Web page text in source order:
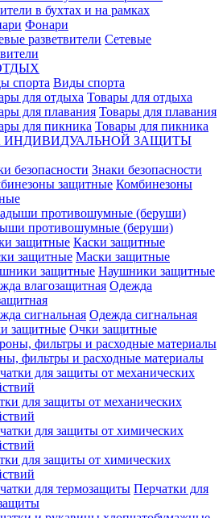
в бухтах и на рамках
Фонари
Сетевые
Виды спорта
Товары для отдыха
Товары для плавания
Товары для пикника
ИНДИВИДУАЛЬНОЙ ЗАЩИТЫ
Знаки безопасности
Комбинезоны
противошумные (беруши)
Каски защитные
Маски защитные
Наушники защитные
Одежда
Одежда сигнальная
Очки защитные
фильтры и расходные материалы
для защиты от механических
для защиты от химических
Перчатки для